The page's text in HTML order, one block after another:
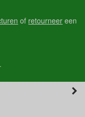
of retourneer een